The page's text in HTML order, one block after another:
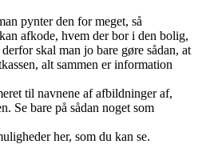
pynter den for meget, så
afkode, hvem der bor i den bolig,
skal man jo bare gøre sådan, at
alt sammen er information
til navnene af afbildninger af,
Se bare på sådan noget som
her, som du kan se.